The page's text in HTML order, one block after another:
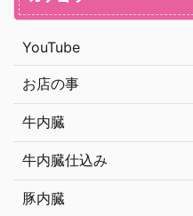
YouTube
お店の事
牛内臓
牛内臓仕込み
豚内臓